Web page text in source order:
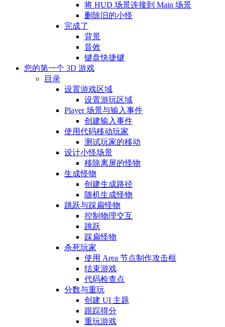
将 HUD 场景连接到 Main 场景
删除旧的小怪
完成了
背景
音效
键盘快捷键
您的第一个 3D 游戏
目录
设置游戏区域
设置游玩区域
Player 场景与输入事件
创建输入事件
使用代码移动玩家
测试玩家的移动
设计小怪场景
移除离屏的怪物
生成怪物
创建生成路径
随机生成怪物
跳跃与踩扁怪物
控制物理交互
跳跃
踩扁怪物
杀死玩家
使用 Area 节点制作攻击框
结束游戏
代码检查点
分数与重玩
创建 UI 主题
跟踪得分
重玩游戏